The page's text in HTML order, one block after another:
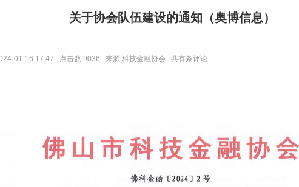
关于协会队伍建设的通知（奥博信息）
01-16 17:47 点击数:9036 来源:科技金融协会 共有条评论